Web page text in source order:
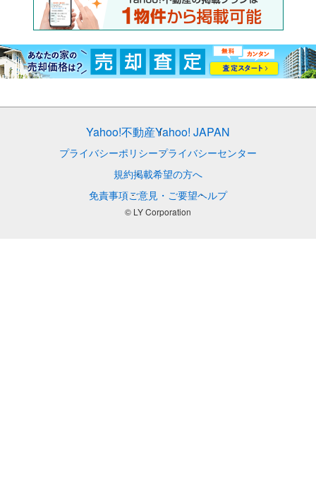
Yahoo!不動産Yahoo! JAPAN
プライバシーポリシープライバシーセンター
規約掲載希望の方へ
免責事項ご意見・ご要望ヘルプ
© LY Corporation